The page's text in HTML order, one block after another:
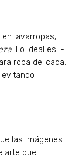
lavarropas,
. Lo ideal es: -
ropa delicada.
las imágenes
arte que